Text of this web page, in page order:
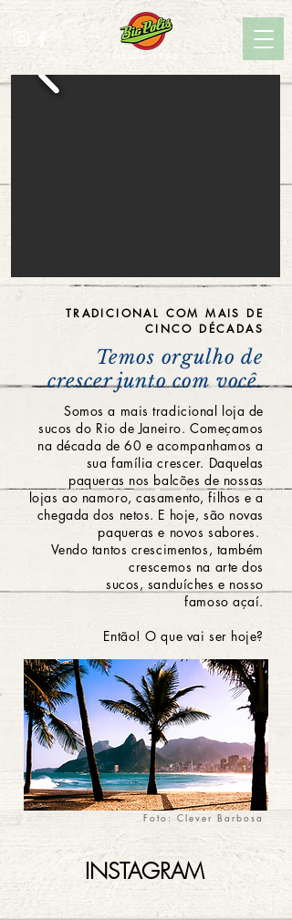
DESDE 1966
TRADICIONAL COM MAIS DE
CINCO DÉCADAS
Temos orgulho de
crescer junto com você.
Somos a mais tradicional loja de
sucos do Rio de Janeiro. Começamos
na década de 60 e acompanhamos a
sua família crescer. Daquelas
paqueras nos balcões de nossas
lojas ao namoro, casamento, filhos e a
chegada dos netos. E hoje, são novas
paqueras e novos sabores.
Vendo tantos crescimentos, também
crescemos na arte dos
sucos, sanduíches e nosso
famoso açaí.
Então! O que vai ser hoje?
Foto: Clever Barbosa
INSTAGRAM